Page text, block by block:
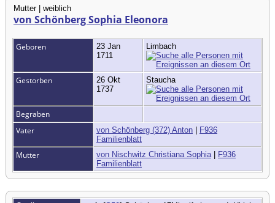
Mutter | weiblich
von Schönberg Sophia Eleonora
Geboren
23 Jan
1711
Limbach
Gestorben
26 Okt
1737
Staucha
Begraben
Vater
von Schönberg (372) Anton | F936
Familienblatt
Mutter von Nischwitz Christiana Sophia | F936
Familienblatt